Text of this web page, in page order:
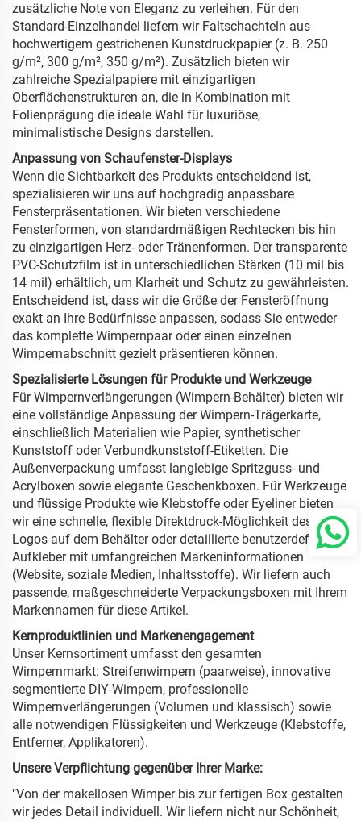
zusätzliche Note von Eleganz zu verleihen. Für den
Standard-Einzelhandel liefern wir Faltschachteln aus
hochwertigem gestrichenen Kunstdruckpapier (z. B. 250
g/m², 300 g/m², 350 g/m²). Zusätzlich bieten wir
zahlreiche Spezialpapiere mit einzigartigen
Oberflächenstrukturen an, die in Kombination mit
Folienprägung die ideale Wahl für luxuriöse,
minimalistische Designs darstellen.
Anpassung von Schaufenster-Displays
Wenn die Sichtbarkeit des Produkts entscheidend ist,
spezialisieren wir uns auf hochgradig anpassbare
Fensterpräsentationen. Wir bieten verschiedene
Fensterformen, von standardmäßigen Rechtecken bis hin
zu einzigartigen Herz- oder Tränenformen. Der transparente
PVC-Schutzfilm ist in unterschiedlichen Stärken (10 mil bis
14 mil) erhältlich, um Klarheit und Schutz zu gewährleisten.
Entscheidend ist, dass wir die Größe der Fensteröffnung
exakt an Ihre Bedürfnisse anpassen, sodass Sie entweder
das komplette Wimpernpaar oder einen einzelnen
Wimpernabschnitt gezielt präsentieren können.
Spezialisierte Lösungen für Produkte und Werkzeuge
Für Wimpernverlängerungen (Wimpern-Behälter) bieten wir
eine vollständige Anpassung der Wimpern-Trägerkarte,
einschließlich Materialien wie Papier, synthetischer
Kunststoff oder Verbundkunststoff-Etiketten. Die
Außenverpackung umfasst langlebige Spritzguss- und
Acrylboxen sowie elegante Geschenkboxen. Für Werkzeuge
und flüssige Produkte wie Klebstoffe oder Eyeliner bieten
wir eine schnelle, flexible Direktdruck-Möglichkeit des
Logos auf dem Behälter oder detaillierte benutzerdefinierte
Aufkleber mit umfangreichen Markeninformationen
(Website, soziale Medien, Inhaltsstoffe). Wir liefern auch
passende, maßgeschneiderte Verpackungsboxen mit Ihrem
Markennamen für diese Artikel.
Kernproduktlinien und Markenengagement
Unser Kernsortiment umfasst den gesamten
Wimpernmarkt: Streifenwimpern (paarweise), innovative
segmentierte DIY-Wimpern, professionelle
Wimpernverlängerungen (Volumen und klassisch) sowie
alle notwendigen Flüssigkeiten und Werkzeuge (Klebstoffe,
Entferner, Applikatoren).
Unsere Verpflichtung gegenüber Ihrer Marke:
"Von der makellosen Wimper bis zur fertigen Box gestalten
wir jedes Detail individuell. Wir liefern nicht nur Schönheit,